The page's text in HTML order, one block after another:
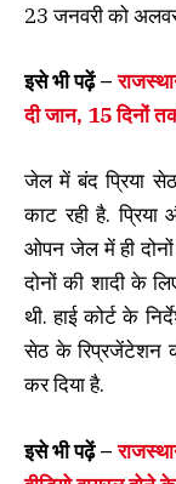
23 जनवरी को अलवर
इसे भी पढ़ें –
दी जान, 15 दिनों
जेल में बंद प्रिया
काट रही है.
ओपन जेल में ही
दोनों की शादी के
थी. हाई कोर्ट के
सेठ के रिप्रजेंटेशन
कर दिया है.
इसे भी पढ़ें –